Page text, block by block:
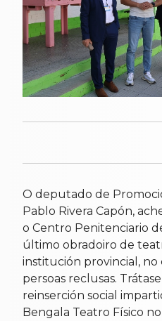
O deputado de
Pablo Rivera Capón,
o Centro Penitenciario
último obradoiro de
institución provincial,
persoas reclusas.
reinserción social
Bengala Teatro Físico